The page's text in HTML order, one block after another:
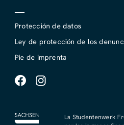
Protección de datos
Ley de protección de los
Pie de imprenta
La Studentenwerk